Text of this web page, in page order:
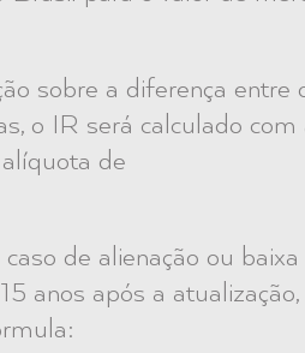
sobre a diferença entre
o IR será calculado
de
de alienação ou
anos após a